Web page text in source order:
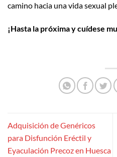
camino hacia una vida sexual
¡Hasta la próxima y cuídese
Adquisición de Genéricos
para Disfunción Eréctil y
Eyaculación Precoz en Huesca